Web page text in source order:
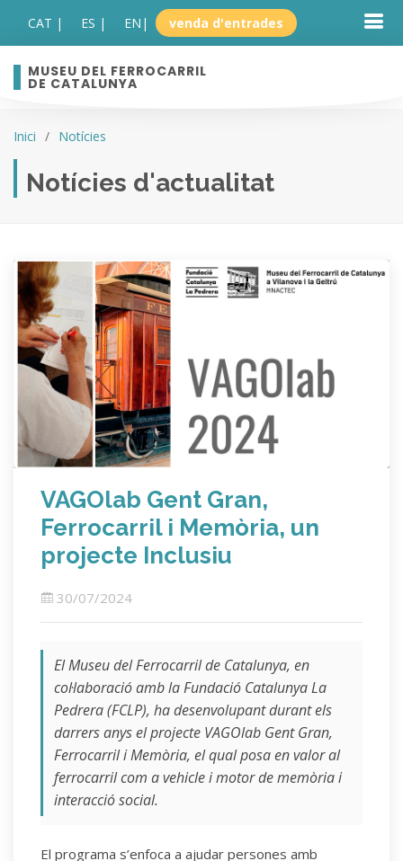
CAT | ES | EN | venda d'entrades
MUSEU DEL FERROCARRIL
DE CATALUNYA
Inici Notícies
Notícies d'actualitat
VAGOlab Gent Gran,
Ferrocarril i Memòria, un
projecte Inclusiu
30/07/2024
El Museu del Ferrocarril de Catalunya, en
col·laboració amb la Fundació Catalunya La
Pedrera (FCLP), ha desenvolupant durant els
darrers anys el projecte VAGOlab Gent Gran,
Ferrocarril i Memòria, el qual posa en valor al
ferrocarril com a vehicle i motor de memòria i
interacció social.
El programa s’enfoca a ajudar persones amb